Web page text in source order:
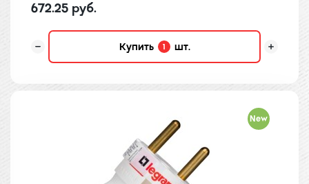
672.25 руб.
Купить 1 шт.
New